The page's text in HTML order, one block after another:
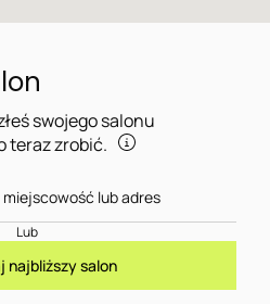
swojego salonu
teraz zrobić.
Lub
najbliższy salon